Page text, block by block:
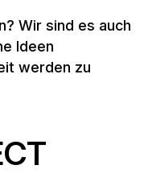
Wir sind es auch
Ideen
werden zu